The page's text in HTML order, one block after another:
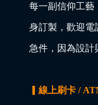
每一副信仰工藝
身訂製，歡迎電
急件，因為設計
▎線上刷卡 /